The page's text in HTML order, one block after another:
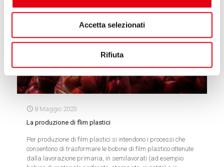
Accetta selezionati
Rifiuta
8 Maggio 2023
La produzione di flim plastici
Per produzione di film plastici si intendono i processi che
consentono di trasformare le bobine di film plastico ottenute
dalla lavorazione primaria, in semilavorati (ad esempio